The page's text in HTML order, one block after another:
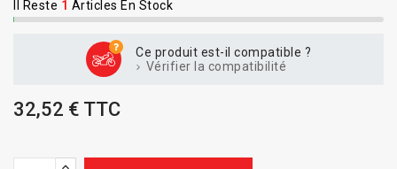
Il Reste 1 Articles En Stock
Ce produit est-il compatible ?
Vérifier la compatibilité
32,52 € TTC